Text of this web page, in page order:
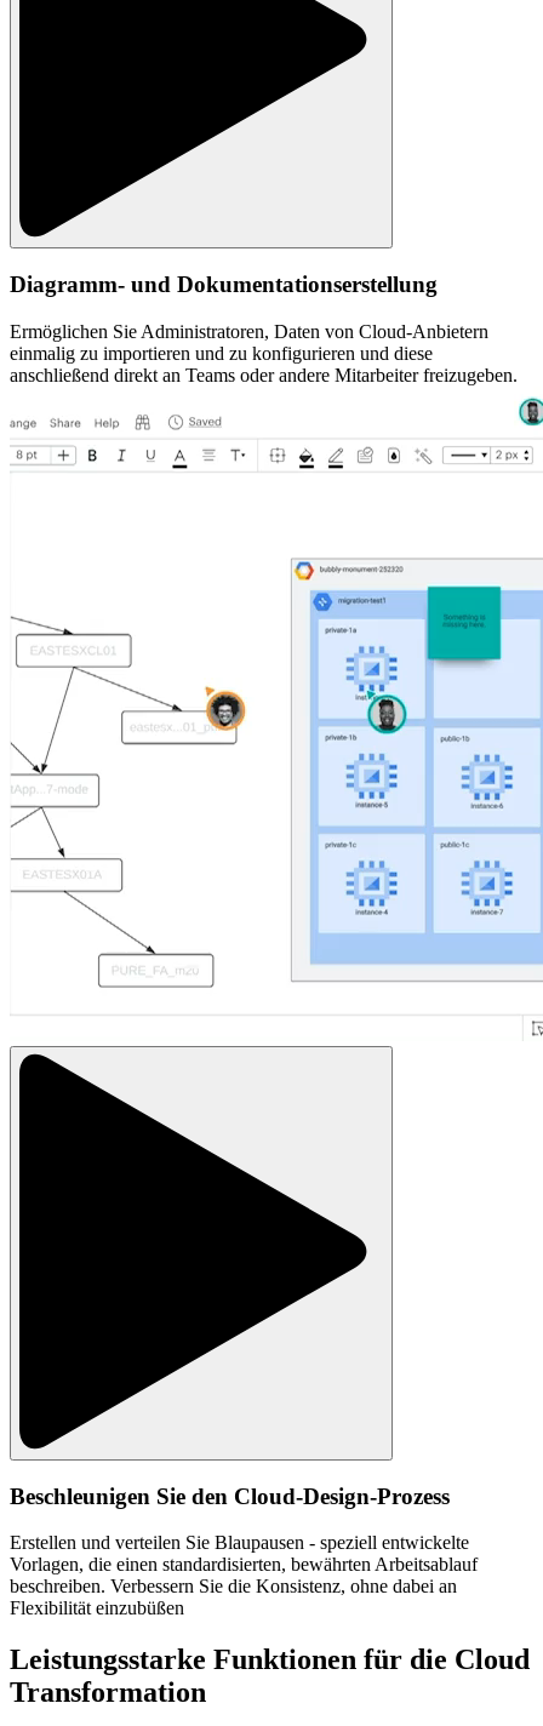
Diagramm- und Dokumentationserstellung
Ermöglichen Sie Administratoren, Daten von Cloud-Anbietern
einmalig zu importieren und zu konfigurieren und diese
anschließend direkt an Teams oder andere Mitarbeiter freizugeben.
Beschleunigen Sie den Cloud-Design-Prozess
Erstellen und verteilen Sie Blaupausen - speziell entwickelte
Vorlagen, die einen standardisierten, bewährten Arbeitsablauf
beschreiben. Verbessern Sie die Konsistenz, ohne dabei an
Flexibilität einzubüßen
Leistungsstarke Funktionen für die Cloud
Transformation